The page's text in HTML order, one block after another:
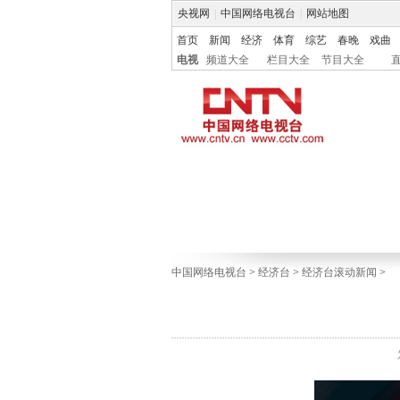
央视网 中国网络电视台 网站地图
首页 新闻 经济 体育 综艺 春晚
戏曲
电视
频道大全 栏目大全 节目大全
中国网络电视台 > 经济台 > 经济台滚动新闻 >